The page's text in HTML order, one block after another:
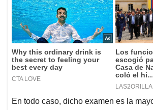
En todo caso, dicho examen es la